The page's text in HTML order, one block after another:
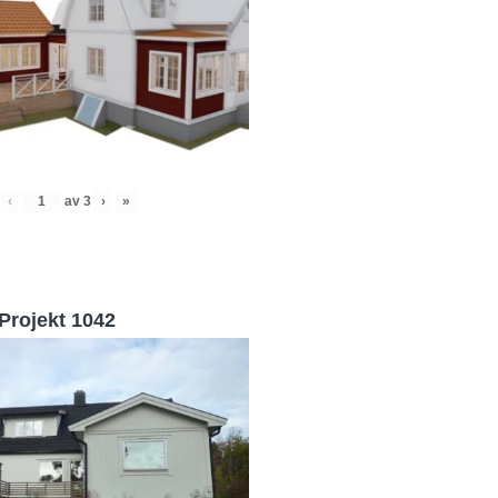
‹ av 3 › »
1042